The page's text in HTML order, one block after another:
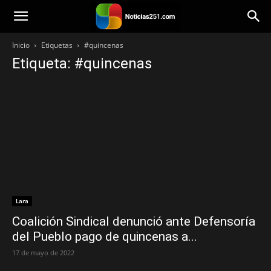
Noticias251
Inicio Etiquetas #quincenas
Etiqueta: #quincenas
Lara
Coalición Sindical denunció ante Defensoría
del Pueblo pago de quincenas a...
17 de mayo de 2022